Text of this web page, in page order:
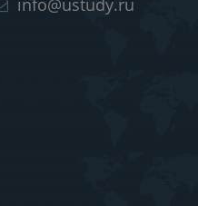
info@ustudy.ru